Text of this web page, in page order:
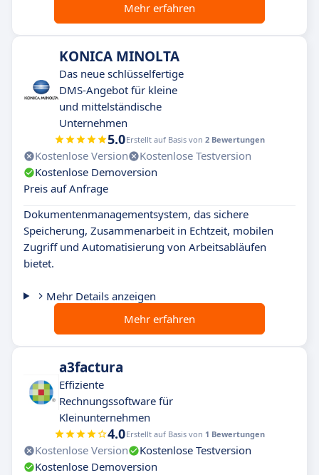
Mehr erfahren
KONICA MINOLTA
Das neue schlüsselfertige
DMS-Angebot für kleine
und mittelständische
Unternehmen
5.0Erstellt auf Basis von 2 Bewertungen
Kostenlose Version
Kostenlose Testversion
Kostenlose Demoversion
Preis auf Anfrage
Dokumentenmanagementsystem, das sichere
Speicherung, Zusammenarbeit in Echtzeit, mobilen
Zugriff und Automatisierung von Arbeitsabläufen
bietet.
Mehr Details anzeigen
Mehr erfahren
a3factura
Effiziente
Rechnungssoftware für
Kleinunternehmen
4.0Erstellt auf Basis von 1 Bewertungen
Kostenlose Version
Kostenlose Testversion
Kostenlose Demoversion